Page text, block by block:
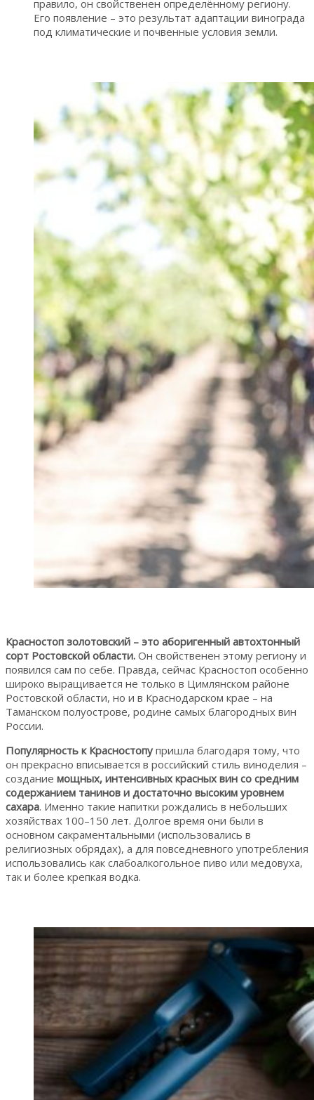
правило, он свойственен определённому региону.
Его появление – это результат адаптации винограда
под климатические и почвенные условия земли.
Красностоп золотовский – это аборигенный автохтонный
сорт Ростовской области. Он свойственен этому региону и
появился сам по себе. Правда, сейчас Красностоп особенно
широко выращивается не только в Цимлянском районе
Ростовской области, но и в Краснодарском крае – на
Таманском полуострове, родине самых благородных вин
России.
Популярность к Красностопу пришла благодаря тому, что
он прекрасно вписывается в российский стиль виноделия –
создание мощных, интенсивных красных вин со средним
содержанием танинов и достаточно высоким уровнем
сахара. Именно такие напитки рождались в небольших
хозяйствах 100–150 лет. Долгое время они были в
основном сакраментальными (использовались в
религиозных обрядах), а для повседневного употребления
использовались как слабоалкогольное пиво или медовуха,
так и более крепкая водка.